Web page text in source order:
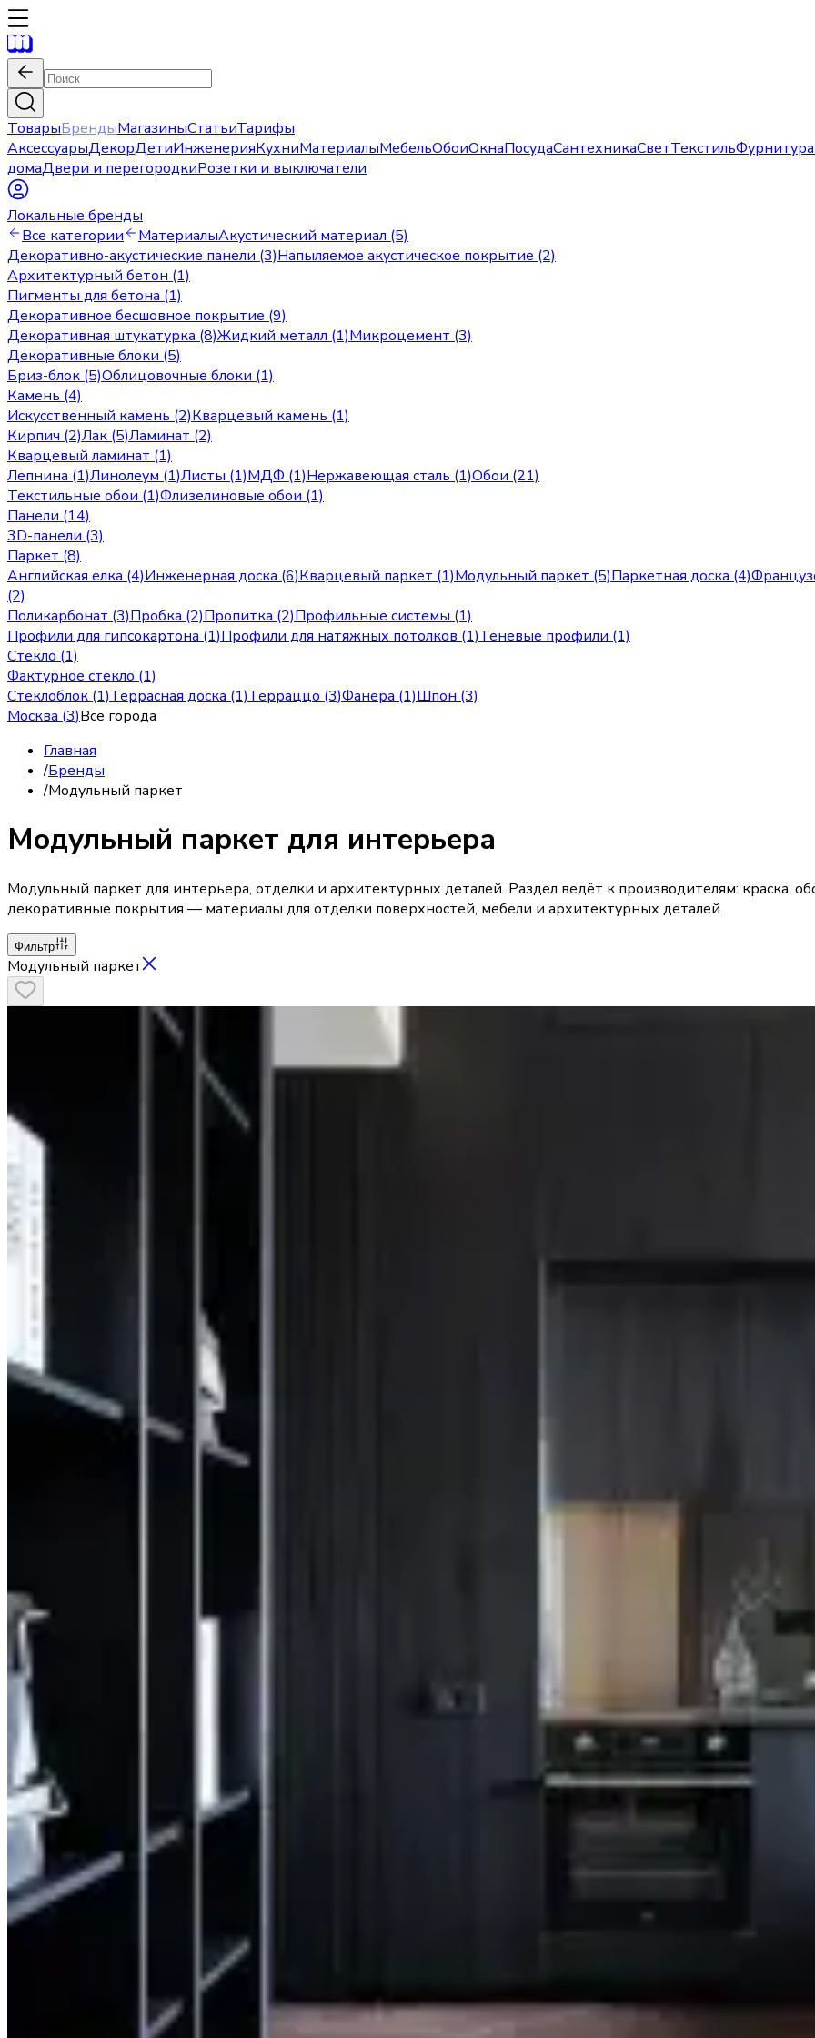
ТоварыБрендыМагазиныСтатьиТарифы
АксессуарыДекорДетиИнженерияКухниМатериалыМебельОбоиОкнаПосудаСантехникаСветТекстильФурнитура
домаДвери и перегородкиРозетки и выключатели
Локальные бренды
Все категории
МатериалыАкустический материал (5)
Декоративно-акустические панели (3)Напыляемое акустическое покрытие (2)
Архитектурный бетон (1)
Пигменты для бетона (1)
Декоративное бесшовное покрытие (9)
Декоративная штукатурка (8)Жидкий металл (1)Микроцемент (3)
Декоративные блоки (5)
Бриз-блок (5)Облицовочные блоки (1)
Камень (4)
Искусственный камень (2)Кварцевый камень (1)
Кирпич (2)Лак (5)Ламинат (2)
Кварцевый ламинат (1)
Лепнина (1)Линолеум (1)Листы (1)МДФ (1)Нержавеющая сталь (1)Обои (21)
Текстильные обои (1)Флизелиновые обои (1)
Панели (14)
3D-панели (3)
Паркет (8)
Английская елка (4)Инженерная доска (6)Кварцевый паркет (1)Модульный паркет (5)Паркетная доска (4)
(2)
Поликарбонат (3)Пробка (2)Пропитка (2)Профильные системы (1)
Профили для гипсокартона (1)Профили для натяжных потолков (1)Теневые профили (1)
Стекло (1)
Фактурное стекло (1)
Стеклоблок (1)Террасная доска (1)Терраццо (3)Фанера (1)Шпон (3)
Москва (3)Все города
Главная
/Бренды
/Модульный паркет
Модульный паркет для интерьера
Модульный паркет для интерьера, отделки и архитектурных деталей. Раздел ведёт к производителям: краска,
декоративные покрытия — материалы для отделки поверхностей, мебели и архитектурных деталей.
Фильтр
Модульный паркет